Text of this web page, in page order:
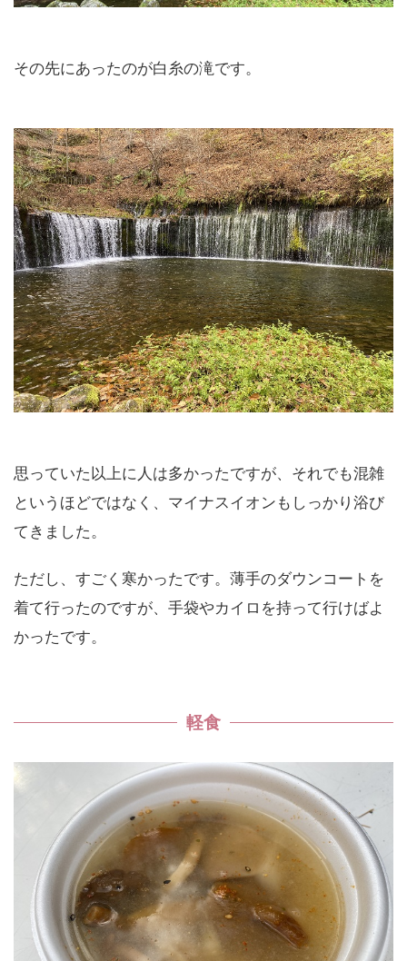
その先にあったのが白糸の滝です。
思っていた以上に人は多かったですが、それでも混雑
というほどではなく、マイナスイオンもしっかり浴び
てきました。
ただし、すごく寒かったです。薄手のダウンコートを
着て行ったのですが、手袋やカイロを持って行けばよ
かったです。
軽食